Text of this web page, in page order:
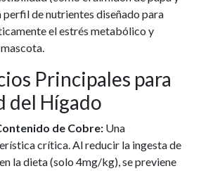
perfil de nutrientes diseñado para
el estrés metabólico y
Principales para
del Hígado
de Cobre: Una
crítica. Al reducir la ingesta de
la dieta (solo 4mg/kg), se previene